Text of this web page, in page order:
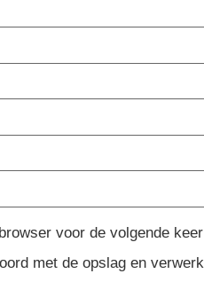
voor de volgende
met de opslag en